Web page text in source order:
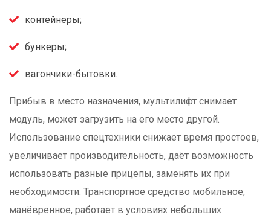
контейнеры;
бункеры;
вагончики-бытовки.
Прибыв в место назначения, мультилифт снимает
модуль, может загрузить на его место другой.
Использование спецтехники снижает время простоев,
увеличивает производительность, даёт возможность
использовать разные прицепы, заменять их при
необходимости. Транспортное средство мобильное,
манёвренное, работает в условиях небольших